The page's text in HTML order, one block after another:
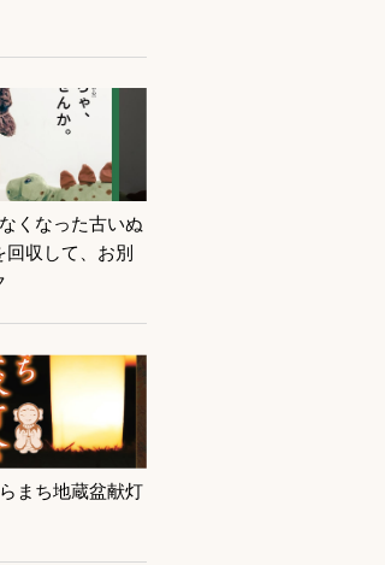
くなった古いぬ
収して、お別
読む
まち地蔵盆献灯
読む